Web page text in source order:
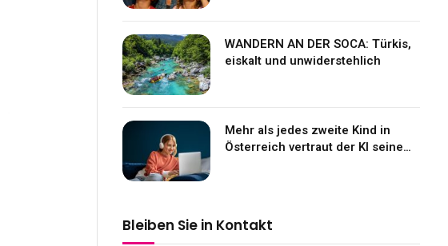
WANDERN AN DER SOCA: Türkis,
eiskalt und unwiderstehlich
Mehr als jedes zweite Kind in
Österreich vertraut der KI seine
Bleiben Sie in Kontakt